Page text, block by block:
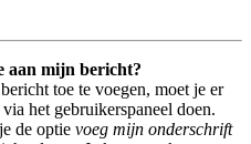
aan mijn bericht?
toe te voegen, moet je er
het gebruikerspaneel doen.
de optie voeg mijn onderschrift